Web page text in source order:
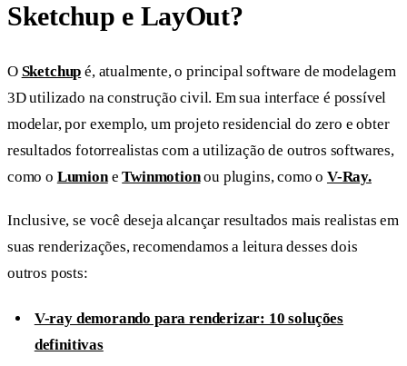
Sketchup e LayOut?
O Sketchup é, atualmente, o principal software de modelagem
3D utilizado na construção civil. Em sua interface é possível
modelar, por exemplo, um projeto residencial do zero e obter
resultados fotorrealistas com a utilização de outros softwares,
como o LumioneTwinmotionou plugins, como o V-Ray.
Inclusive, se você deseja alcançar resultados mais realistas em
suas renderizações, recomendamos a leitura desses dois
outros posts:
V-ray demorando para renderizar: 10 soluções
definitivas